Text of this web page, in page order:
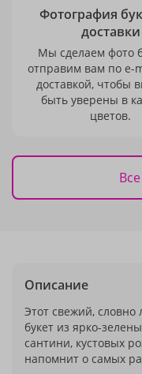
Фотография
доставки
Мы сделаем фото
отправим вам по e-
доставкой, чтобы
быть уверены в
цветов.
Описание
Этот свежий,
букет из ярко-
сантини, кустовых
напомнит о самых